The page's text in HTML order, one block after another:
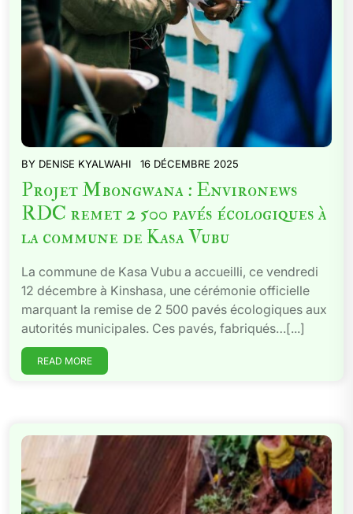
BY DENISE KYALWAHI 16 DÉCEMBRE 2025
Projet Mbongwana : Environews
RDC remet 2 500 pavés écologiques à
la commune de Kasa Vubu
La commune de Kasa Vubu a accueilli, ce vendredi
12 décembre à Kinshasa, une cérémonie officielle
marquant la remise de 2 500 pavés écologiques aux
autorités municipales. Ces pavés, fabriqués…[...]
READ MORE